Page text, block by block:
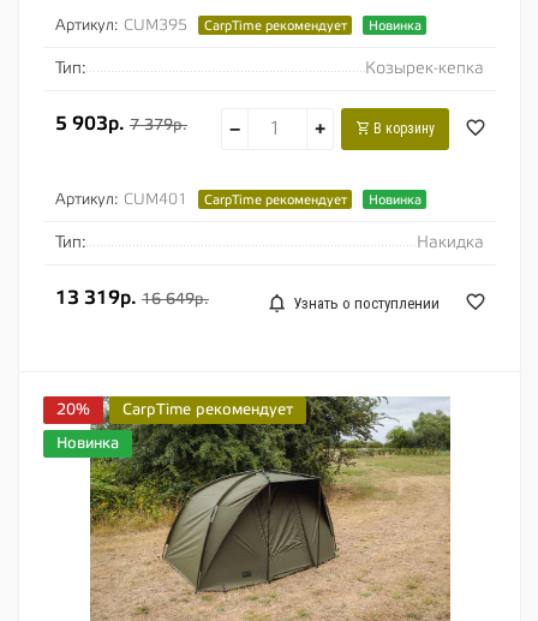
Артикул: CUM395 CarpTime рекомендует Новинка
Тип: Козырек-кепка
5 903р. 7 379р. − + В корзину
Артикул: CUM401 CarpTime рекомендует Новинка
Тип: Накидка
13 319р. 16 649р. Узнать о поступлении
20%
CarpTime рекомендует
Новинка